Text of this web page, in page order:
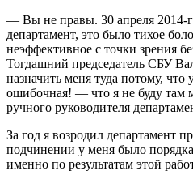
— Вы не правы. 30 апреля 2014-
департамент, это было тихое
неэффективное с точки зрения
Тогдашний председатель СБУ
назначить меня туда потому,
ошибочная! — что я не буду там
ручного руководителя
За год я возродил департамент
подчинении у меня было
именно по результатам этой